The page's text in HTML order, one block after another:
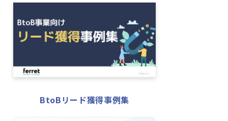
BtoBリード獲得事例集